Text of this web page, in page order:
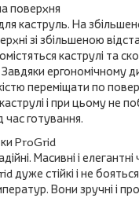
поверхня
каструль. На
зі збільшеною
каструлі та
Завдяки ергономічному
переміщати по
і при цьому не
час готування.
ProGrid
Масивні і елегантні
дуже стійкі і не
Вони зручні і